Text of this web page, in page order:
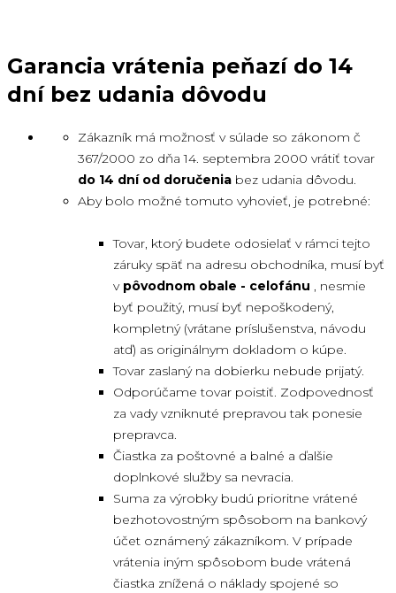
Garancia vrátenia peňazí do 14
dní bez udania dôvodu
Zákazník má možnosť v súlade so zákonom č
367/2000 zo dňa 14. septembra 2000 vrátiť tovar
do 14 dní od doručenia bez udania dôvodu.
Aby bolo možné tomuto vyhovieť, je potrebné:
Tovar, ktorý budete odosielať v rámci tejto
záruky späť na adresu obchodníka, musí byť
v pôvodnom obale - celofánu , nesmie
byť použitý, musí byť nepoškodený,
kompletný (vrátane príslušenstva, návodu
atď) as originálnym dokladom o kúpe.
Tovar zaslaný na dobierku nebude prijatý.
Odporúčame tovar poistiť. Zodpovednosť
za vady vzniknuté prepravou tak ponesie
prepravca.
Čiastka za poštovné a balné a ďalšie
doplnkové služby sa nevracia.
Suma za výrobky budú prioritne vrátené
bezhotovostným spôsobom na bankový
účet oznámený zákazníkom. V prípade
vrátenia iným spôsobom bude vrátená
čiastka znížená o náklady spojené so